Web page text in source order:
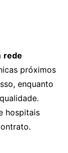
rede
próximos
enquanto
hospitais